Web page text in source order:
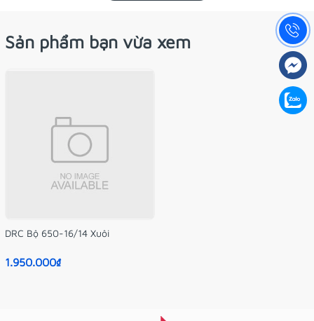
Sản phẩm bạn vừa xem
DRC Bộ 650-16/14 Xuôi
1.950.000₫